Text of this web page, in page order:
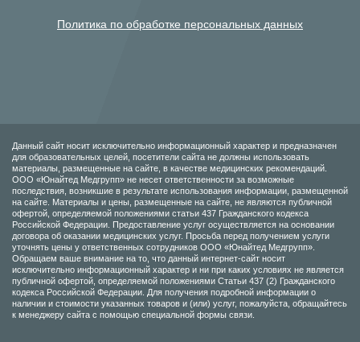
Политика по обработке персональных данных
Данный сайт носит исключительно информационный характер и предназначен
для образовательных целей, посетители сайта не должны использовать
материалы, размещенные на сайте, в качестве медицинских рекомендаций.
ООО «Юнайтед Медгрупп» не несет ответственности за возможные
последствия, возникшие в результате использования информации, размещенной
на сайте. Материалы и цены, размещенные на сайте, не являются публичной
офертой, определяемой положениями статьи 437 Гражданского кодекса
Российской Федерации. Предоставление услуг осуществляется на основании
договора об оказании медицинских услуг. Просьба перед получением услуги
уточнять цены у ответственных сотрудников ООО «Юнайтед Медгрупп».
Обращаем ваше внимание на то, что данный интернет-сайт носит
исключительно информационный характер и ни при каких условиях не является
публичной офертой, определяемой положениями Статьи 437 (2) Гражданского
кодекса Российской Федерации. Для получения подробной информации о
наличии и стоимости указанных товаров и (или) услуг, пожалуйста, обращайтесь
к менеджеру сайта с помощью специальной формы связи.